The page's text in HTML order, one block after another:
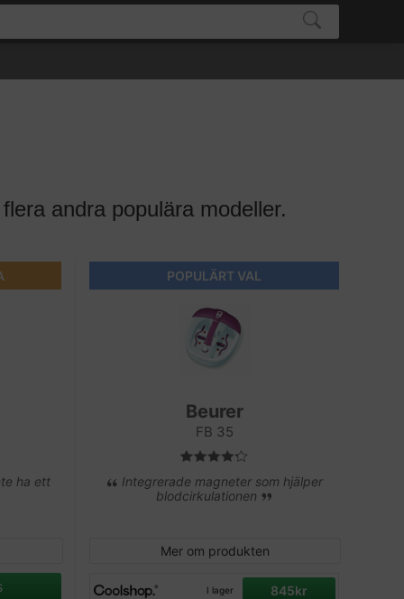
andra populära modeller.
ha ett
POPULÄRT VAL
Beurer
FB 35
Integrerade magneter som hjälper
blodcirkulationen
Mer om produkten
I lager 845kr